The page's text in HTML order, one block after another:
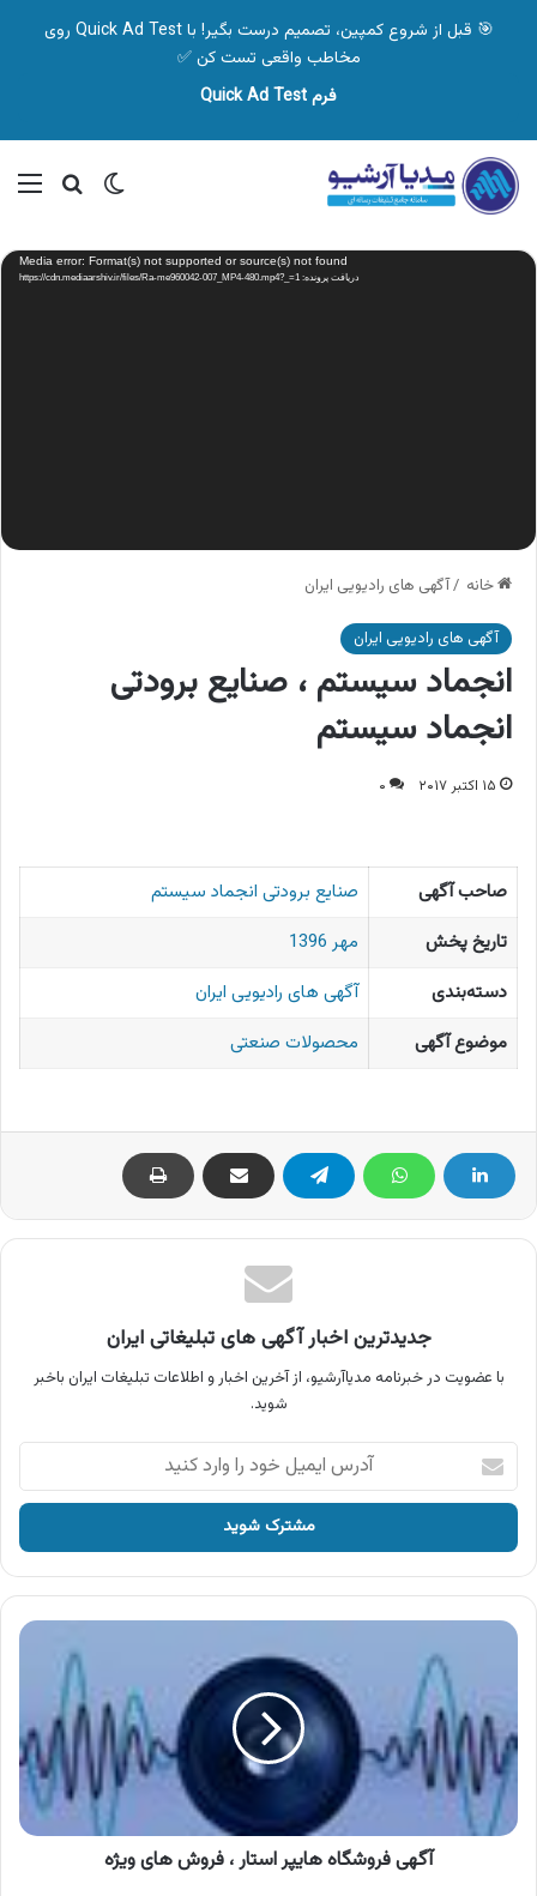
🎯 قبل از شروع کمپین، تصمیم درست بگیر! با Quick Ad Test روی
مخاطب واقعی تست کن ✅
فرم Quick Ad Test
تغییر پوسته
نمایشگر
ویدیو Media error: Format(s) not supported or source(s) not found
دریافت پرونده: https://cdn.mediaarshiv.ir/files/Ra-me960042-007_MP4-480.mp4?_=1
خانه /آگهی های رادیویی ایران
آگهی های رادیویی ایران
انجماد سیستم ، صنایع برودتی
انجماد سیستم
۱۵ اکتبر ۲۰۱۷ ۰
صاحب آگهی
صنایع برودتی انجماد سیستم
تاریخ پخش
مهر 1396
دسته‌بندی
آگهی های رادیویی ایران
موضوع آگهی
محصولات صنعتی
جدیدترین اخبار آگهی های تبلیغاتی ایران
با عضویت در خبرنامه مدیاآرشیو، از آخرین اخبار و اطلاعات تبلیغات ایران باخبر
شوید.
آدرس
ایمیل
خود
وارد
کنید
آگهی
،
فروش
های
ویژه
آگهی فروشگاه هایپر استار ، فروش های ویژه